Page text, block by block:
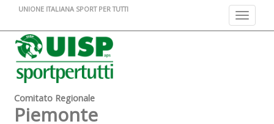
Toggle
UNIONE ITALIANA SPORT PER TUTTI
Comitato Regionale
Piemonte